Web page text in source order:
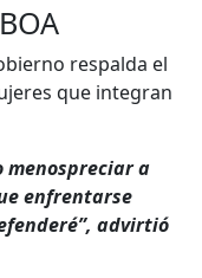
respalda el
que integran
menospreciar a
enfrentarse
advirtió